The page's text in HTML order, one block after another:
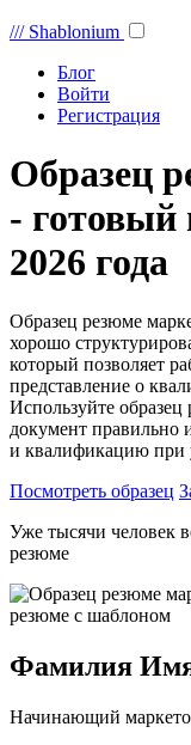
/// Shablonium
Блог
Войти
Регистрация
Образец
- готовый
2026 года
Образец резюме
хорошо
который позволяет
представление о
Используйте образец
документ правильно
и квалификацию при
Посмотреть образец
Уже тысячи человек
резюме
Фамилия
Начинающий